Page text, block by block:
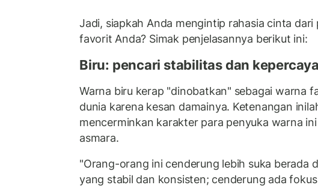
Jadi, siapkah Anda mengintip rahasia cinta dari
favorit Anda? Simak penjelasannya berikut ini:
Biru: pencari stabilitas dan
Warna biru kerap "dinobatkan" sebagai warna
dunia karena kesan damainya. Ketenangan
mencerminkan karakter para penyuka warna
asmara.
"Orang-orang ini cenderung lebih suka berada
yang stabil dan konsisten; cenderung ada